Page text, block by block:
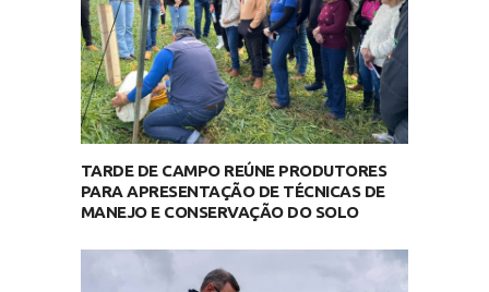
TARDE DE CAMPO REÚNE PRODUTORES
PARA APRESENTAÇÃO DE TÉCNICAS DE
MANEJO E CONSERVAÇÃO DO SOLO